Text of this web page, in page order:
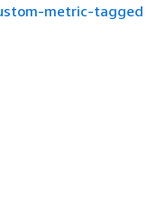
metric-tagged